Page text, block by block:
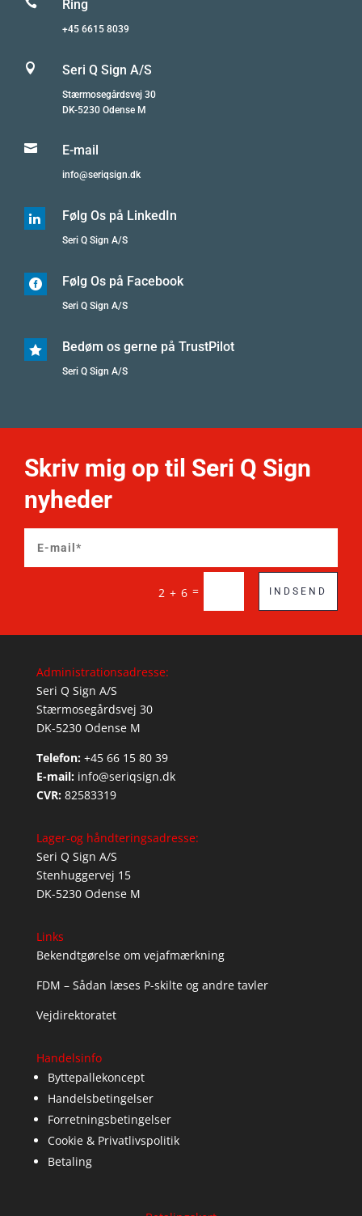
Ring
+45 6615 8039
 Seri Q Sign A/S
Stærmosegårdsvej 30
DK-5230 Odense M
 E-mail
info@seriqsign.dk
 Følg Os på LinkedIn
Seri Q Sign A/S
 Følg Os på Facebook
Seri Q Sign A/S
 Bedøm os gerne på TrustPilot
Seri Q Sign A/S
Skriv mig op til Seri Q Sign
nyheder
2 + 6 = INDSEND
Administrationsadresse:
Seri Q Sign A/S
Stærmosegårdsvej 30
DK-5230 Odense M
Telefon: +45 66 15 80 39
E-mail: info@seriqsign.dk
CVR: 82583319
Lager-og håndteringsadresse:
Seri Q Sign A/S
Stenhuggervej 15
DK-5230 Odense M
Links
Bekendtgørelse om vejafmærkning
FDM – Sådan læses P-skilte og andre tavler
Vejdirektoratet
Handelsinfo
Byttepallekoncept
Handelsbetingelser
Forretningsbetingelser
Cookie & Privatlivspolitik
Betaling